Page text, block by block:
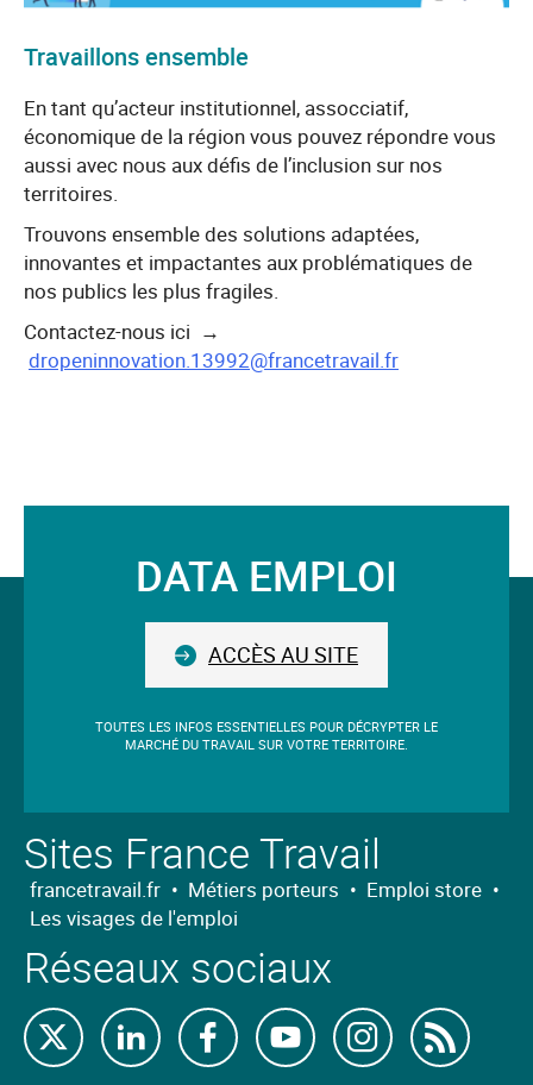
Travaillons ensemble
En tant qu’acteur institutionnel, assocciatif,
économique de la région vous pouvez répondre vous
aussi avec nous aux défis de l’inclusion sur nos
territoires.
Trouvons ensemble des solutions adaptées,
innovantes et impactantes aux problématiques de
nos publics les plus fragiles.
Contactez-nous ici →
dropeninnovation.13992@francetravail.fr
Suivez-DATA EMPLOI
ACCÈS AU SITE
TOUTES LES INFOS ESSENTIELLES POUR DÉCRYPTER LE
MARCHÉ DU TRAVAIL SUR VOTRE TERRITOIRE.
Sites France Travail
francetravail.fr • Métiers porteurs • Emploi store •
Les visages de l'emploi
Réseaux sociaux
Retrouvez-Retrouvez-Retrouvez-Retrouvez-
Retrouvez-